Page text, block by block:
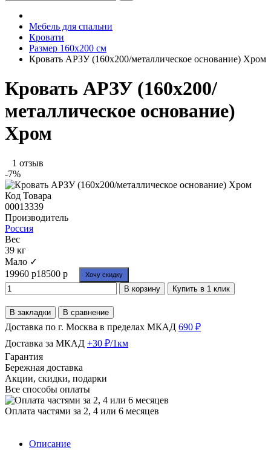
Мебель для спальни
Кровати
Размер 160х200 см
Кровать АРЗУ (160х200/металлическое основание) Хром
Кровать АРЗУ (160х200/
металлическое основание)
Хром
1 отзыв
-7%
Код Товара
00013339
Производитель
Россия
Вес
39 кг
Мало ✓
19960 р18500 р Хочу скидку
В корзину Купить в 1 клик
В закладки В сравнение
Доставка по г. Москва в пределах МКАД 690 ₽
Доставка за МКАД +30 ₽/1км
Гарантия
Бережная доставка
Акции, скидки, подарки
Все способы оплаты
Оплата частями за 2, 4 или 6 месяцев
Описание